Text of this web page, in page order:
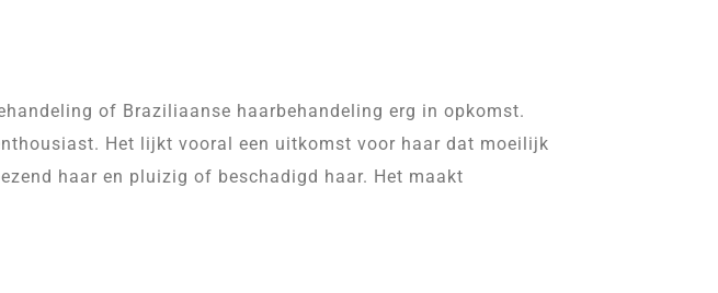
of Braziliaanse haarbehandeling erg in opkomst.
Het lijkt vooral een uitkomst voor haar dat moeilijk
haar en pluizig of beschadigd haar. Het maakt